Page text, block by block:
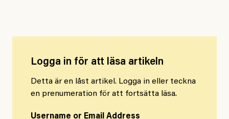
Logga in för att läsa artikeln
Detta är en låst artikel. Logga in eller teckna
en prenumeration för att fortsätta läsa.
Username or Email Address